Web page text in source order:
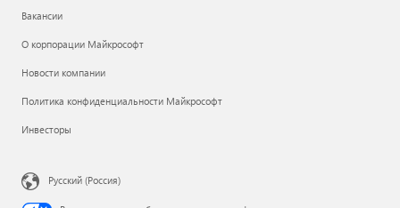
Вакансии
О корпорации Майкрософт
Новости компании
Политика конфиденциальности Майкрософт
Инвесторы
Русский (Россия)